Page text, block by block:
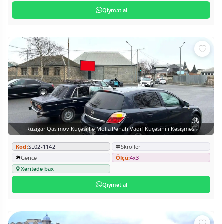
Qiymət al
Ruzigar Qasımov Küçəsi Ilə Molla Pənah Vaqif Küçəsinin Kəsişməsi
Kod:SL02-1142
Skroller
Gəncə
Ölçü:4x3
Xəritədə bax
Qiymət al